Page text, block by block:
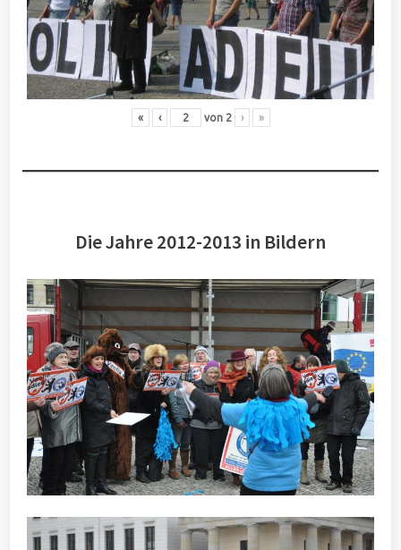
« ‹ von 2 › »
Die Jahre 2012-2013 in Bildern